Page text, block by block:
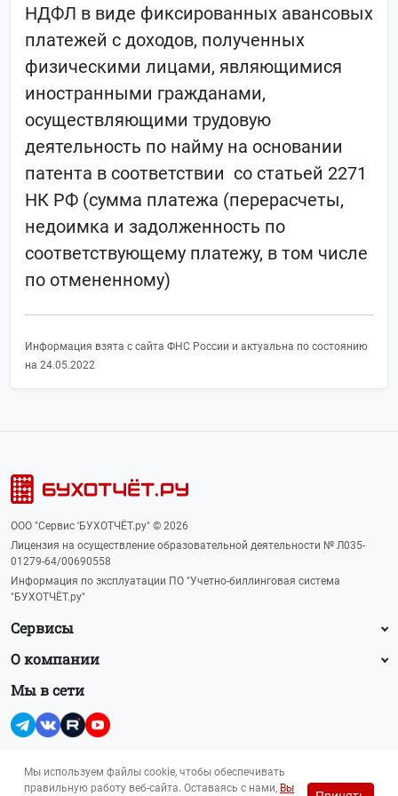
НДФЛ в виде фиксированных авансовых
платежей с доходов, полученных
физическими лицами, являющимися
иностранными гражданами,
осуществляющими трудовую
деятельность по найму на основании
патента в соответствии со статьей 2271
НК РФ (сумма платежа (перерасчеты,
недоимка и задолженность по
соответствующему платежу, в том числе
по отмененному)
Информация взята с сайта ФНС России и актуальна по состоянию
на 24.05.2022
ООО "Сервис 'БУХОТЧЁТ.ру" © 2026
Лицензия на осуществление образовательной деятельности № Л035-
01279-64/00690558
Информация по эксплуатации ПО "Учетно-биллинговая система
"БУХОТЧЁТ.ру"
Сервисы
О компании
Мы в сети
Мы используем файлы cookie, чтобы обеспечивать
правильную работу веб-сайта. Оставаясь с нами, Вы